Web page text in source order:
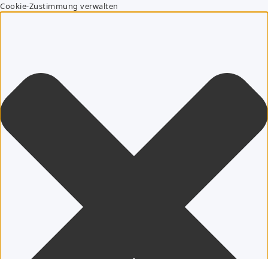
Cookie-Zustimmung verwalten